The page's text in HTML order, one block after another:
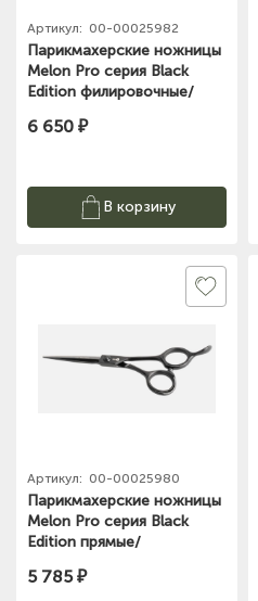
Артикул: 00-00025982
Парикмахерские ножницы
Melon Pro серия Black
Edition филировочные/
6"/ BE/F
6 650 ₽
В корзину
Артикул: 00-00025980
Парикмахерские ножницы
Melon Pro серия Black
Edition прямые/
5 785 ₽